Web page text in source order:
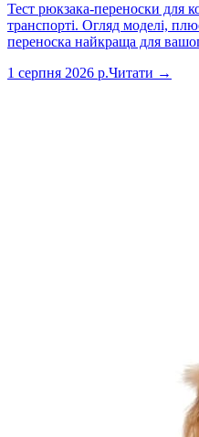
Тест рюкзака-переноски для
транспорті. Огляд моделі,
переноска найкраща для
1 серпня 2026 р.Читати →